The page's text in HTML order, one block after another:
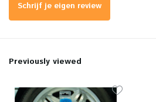
Schrijf je eigen review
Previously viewed